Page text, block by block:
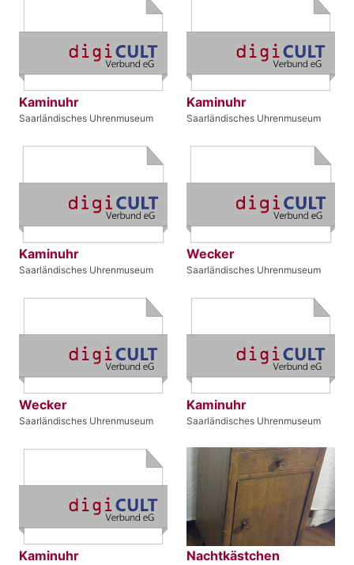
Kaminuhr
Saarländisches Uhrenmuseum
Kaminuhr
Saarländisches Uhrenmuseum
Kaminuhr
Saarländisches Uhrenmuseum
Wecker
Saarländisches Uhrenmuseum
Wecker
Saarländisches Uhrenmuseum
Kaminuhr
Saarländisches Uhrenmuseum
Kaminuhr Nachtkästchen